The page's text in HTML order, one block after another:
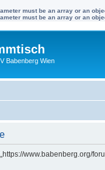
must be an array or an
must be an array or an
Babenberg Wien
www.babenberg.org/